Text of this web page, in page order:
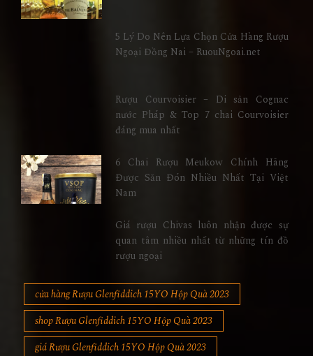
5 Lý Do Nên Lựa Chọn Cửa Hàng Rượu
Ngoại Đồng Nai – RuouNgoai.net
Rượu Courvoisier – Di sản Cognac
nước Pháp & Top 7 chai Courvoisier
đáng mua nhất
6 Chai Rượu Meukow Chính Hãng
Được Săn Đón Nhiều Nhất Tại Việt
Nam
Giá rượu Chivas luôn nhận được sự
quan tâm nhiều nhất từ những tín đồ
rượu ngoại
cửa hàng Rượu Glenfiddich 15YO Hộp Quà 2023
shop Rượu Glenfiddich 15YO Hộp Quà 2023
giá Rượu Glenfiddich 15YO Hộp Quà 2023